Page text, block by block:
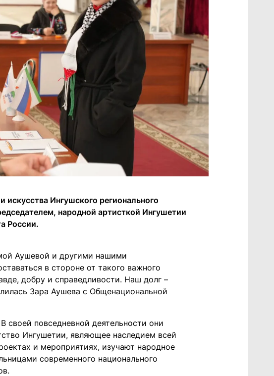
Ингушского регионального
народной артисткой Ингушетии
России.
Аушевой и другими нашими
в стороне от такого важного
добру и справедливости. Наш долг –
Зара Аушева с Общенациональной
повседневной деятельности они
Ингушетии, являющее наследием всей
и мероприятиях, изучают народное
современного национального